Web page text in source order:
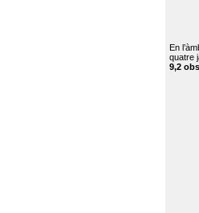
En
quatre
9,2